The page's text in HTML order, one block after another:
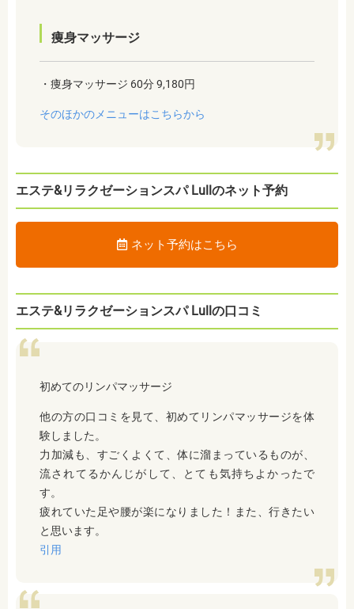
痩身マッサージ
・痩身マッサージ 60分 9,180円
そのほかのメニューはこちらから
エステ&リラクゼーションスパ Lullのネット予約
ネット予約はこちら
エステ&リラクゼーションスパ Lullの口コミ
初めてのリンパマッサージ
他の方の口コミを見て、初めてリンパマッサージを体
験しました。
力加減も、すごくよくて、体に溜まっているものが、
流されてるかんじがして、とても気持ちよかったで
す。
疲れていた足や腰が楽になりました！また、行きたい
と思います。
引用